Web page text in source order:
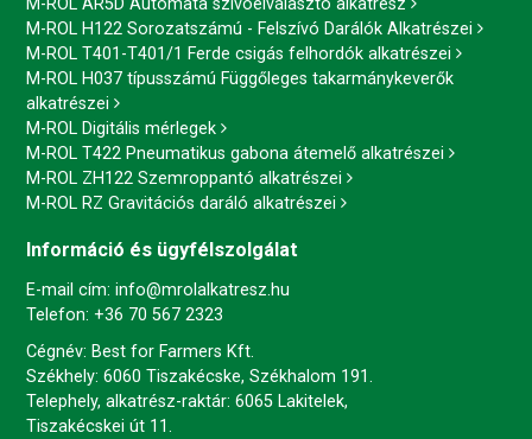
M-ROL H122 Sorozatszámú - Felszívó Darálók Alkatrészei
M-ROL T401-T401/1 Ferde csigás felhordók alkatrészei
M-ROL H037 típusszámú Függőleges takarmánykeverők
alkatrészei
M-ROL Digitális mérlegek
M-ROL T422 Pneumatikus gabona átemelő alkatrészei
M-ROL ZH122 Szemroppantó alkatrészei
M-ROL RZ Gravitációs daráló alkatrészei
Információ és ügyfélszolgálat
E-mail cím: info@mrolalkatresz.hu
Telefon: +36 70 567 2323
Cégnév: Best for Farmers Kft.
Székhely: 6060 Tiszakécske, Székhalom 191.
Telephely, alkatrész-raktár: 6065 Lakitelek,
Tiszakécskei út 11.